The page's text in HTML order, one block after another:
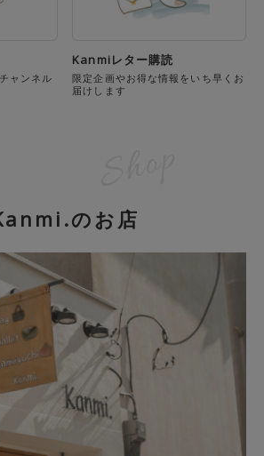
ャンネル
Kanmiレター購読
限定企画やお得な情報をいち早くお
届けします
のお店